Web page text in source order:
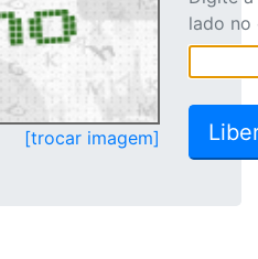
[trocar imagem]
lado no